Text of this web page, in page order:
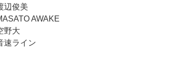
辺俊美
AWAKE
野大
速ライン